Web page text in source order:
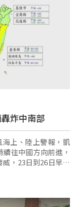
炸中南部
上、陸上警報，凱
往中國方向前進，
，23日到26日早上
高雄市多納林道累